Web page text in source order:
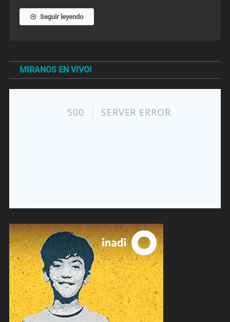
Seguir leyendo
MIRANOS EN VIVO!